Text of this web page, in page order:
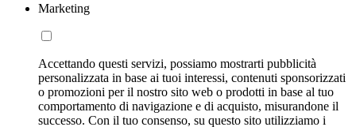
Marketing
Accettando questi servizi, possiamo mostrarti pubblicità
personalizzata in base ai tuoi interessi, contenuti sponsorizzati
o promozioni per il nostro sito web o prodotti in base al tuo
comportamento di navigazione e di acquisto, misurandone il
successo. Con il tuo consenso, su questo sito utilizziamo i